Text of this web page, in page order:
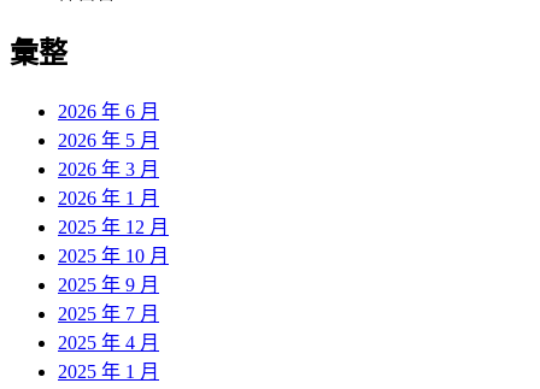
彙整
2026 年 6 月
2026 年 5 月
2026 年 3 月
2026 年 1 月
2025 年 12 月
2025 年 10 月
2025 年 9 月
2025 年 7 月
2025 年 4 月
2025 年 1 月